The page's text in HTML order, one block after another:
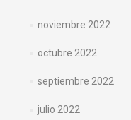
noviembre 2022
octubre 2022
septiembre 2022
julio 2022